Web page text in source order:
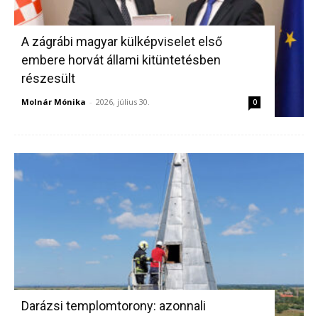
A zágrábi magyar külképviselet első
embere horvát állami kitüntetésben
részesült
Molnár Mónika - 2026, július 30. 0
Darázsi templomtorony: azonnali